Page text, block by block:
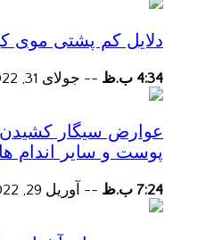
دلایل کم پشتی موی
4:34 ب.ظ -- جولای 31, 2022
عوارض سیگار
پوست و سایر اندام ها
7:24 ب.ظ -- آوریل 29, 2022